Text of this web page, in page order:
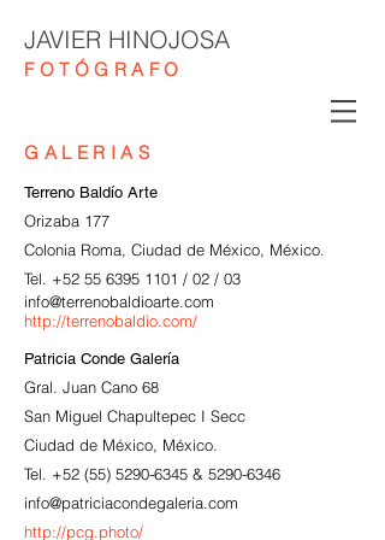
JAVIER HINOJOSA
FOTÓGRAFO
GALERIAS
Terreno Baldío Arte
Orizaba 177
Colonia Roma, Ciudad de México, México.
Tel. +52 55 6395 1101 / 02 / 03
info@terrenobaldioarte.com
http://terrenobaldio.com/
Patricia Conde Galería
Gral. Juan Cano 68
San Miguel Chapultepec I Secc
Ciudad de México, México.
Tel. +52 (55) 5290-6345 & 5290-6346
info@patriciacondegaleria.com
http://pcg.photo/